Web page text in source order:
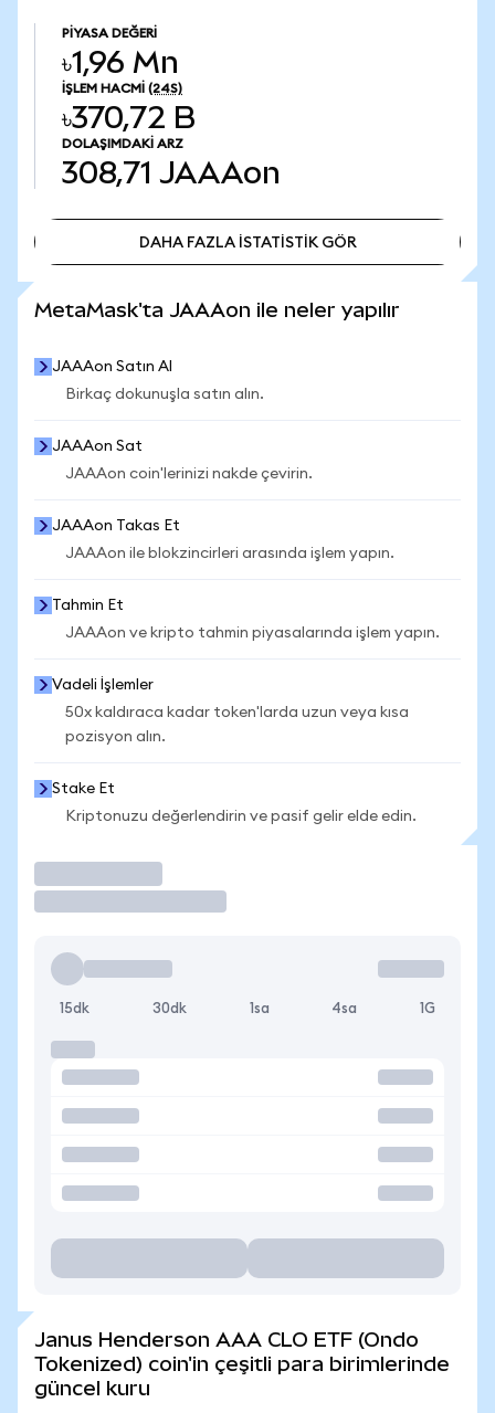
PIYASA DEĞERI
৳1,96 Mn
İŞLEM HACMI (24S)
৳370,72 B
DOLAŞIMDAKI ARZ
308,71 JAAAon
DAHA FAZLA İSTATİSTİK GÖR
MetaMask'ta JAAAon ile neler yapılır
JAAAon Satın Al
Birkaç dokunuşla satın alın.
JAAAon Sat
JAAAon coin'lerinizi nakde çevirin.
JAAAon Takas Et
JAAAon ile blokzincirleri arasında işlem yapın.
Tahmin Et
JAAAon ve kripto tahmin piyasalarında işlem yapın.
Vadeli İşlemler
50x kaldıraca kadar token'larda uzun veya kısa
pozisyon alın.
Stake Et
Kriptonuzu değerlendirin ve pasif gelir elde edin.
15dk 30dk 1sa 4sa 1G
Janus Henderson AAA CLO ETF (Ondo
Tokenized) coin'in çeşitli para birimlerinde
güncel kuru